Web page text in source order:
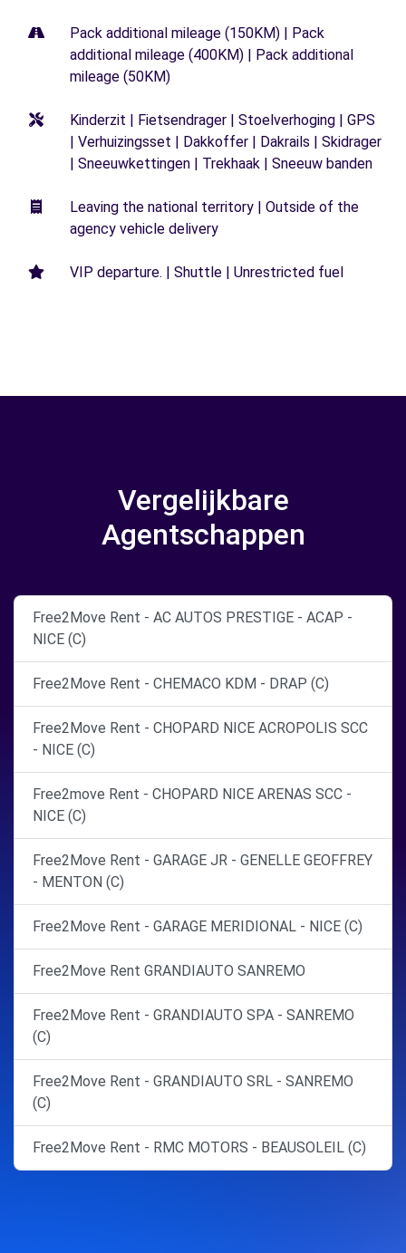
Pack additional mileage (150KM) | Pack
additional mileage (400KM) | Pack additional
mileage (50KM)
Kinderzit | Fietsendrager | Stoelverhoging | GPS
| Verhuizingsset | Dakkoffer | Dakrails | Skidrager
| Sneeuwkettingen | Trekhaak | Sneeuw banden
Leaving the national territory | Outside of the
agency vehicle delivery
VIP departure. | Shuttle | Unrestricted fuel
Vergelijkbare
Agentschappen
Free2Move Rent - AC AUTOS PRESTIGE - ACAP -
NICE (C)
Free2Move Rent - CHEMACO KDM - DRAP (C)
Free2Move Rent - CHOPARD NICE ACROPOLIS SCC
- NICE (C)
Free2move Rent - CHOPARD NICE ARENAS SCC -
NICE (C)
Free2Move Rent - GARAGE JR - GENELLE GEOFFREY
- MENTON (C)
Free2Move Rent - GARAGE MERIDIONAL - NICE (C)
Free2Move Rent GRANDIAUTO SANREMO
Free2Move Rent - GRANDIAUTO SPA - SANREMO
(C)
Free2Move Rent - GRANDIAUTO SRL - SANREMO
(C)
Free2Move Rent - RMC MOTORS - BEAUSOLEIL (C)